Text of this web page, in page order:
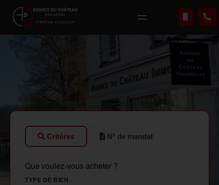
Critères N° de mandat
Que voulez-vous acheter ?
TYPE DE BIEN